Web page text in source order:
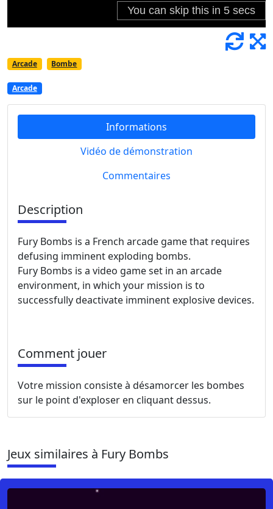
Arcade Bombe
Arcade
Informations
Vidéo de démonstration
Commentaires
Description
Fury Bombs is a French arcade game that requires
defusing imminent exploding bombs.
Fury Bombs is a video game set in an arcade
environment, in which your mission is to
successfully deactivate imminent explosive devices.
Comment jouer
Votre mission consiste à désamorcer les bombes
sur le point d'exploser en cliquant dessus.
Jeux similaires à Fury Bombs